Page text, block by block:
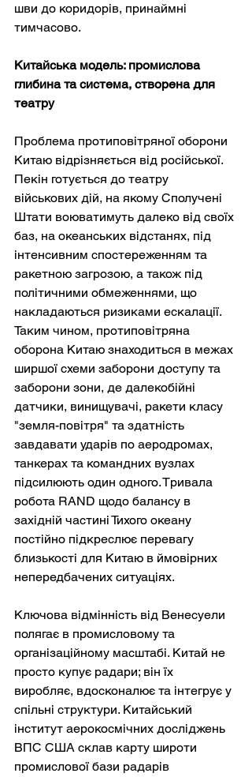
шви до коридорів, принаймні
тимчасово.
Китайська модель: промислова
глибина та система, створена для
театру
Проблема протиповітряної оборони
Китаю відрізняється від російської.
Пекін готується до театру
військових дій, на якому Сполучені
Штати воюватимуть далеко від своїх
баз, на океанських відстанях, під
інтенсивним спостереженням та
ракетною загрозою, а також під
політичними обмеженнями, що
накладаються ризиками ескалації.
Таким чином, протиповітряна
оборона Китаю знаходиться в межах
ширшої схеми заборони доступу та
заборони зони, де далекобійні
датчики, винищувачі, ракети класу
"земля-повітря" та здатність
завдавати ударів по аеродромах,
танкерах та командних вузлах
підсилюють один одного. Тривала
робота RAND щодо балансу в
західній частині Тихого океану
постійно підкреслює перевагу
близькості для Китаю в ймовірних
непередбачених ситуаціях.
Ключова відмінність від Венесуели
полягає в промисловому та
організаційному масштабі. Китай не
просто купує радари; він їх
виробляє, вдосконалює та інтегрує у
спільні структури. Китайський
інститут аерокосмічних досліджень
ВПС США склав карту широти
промислової бази радарів